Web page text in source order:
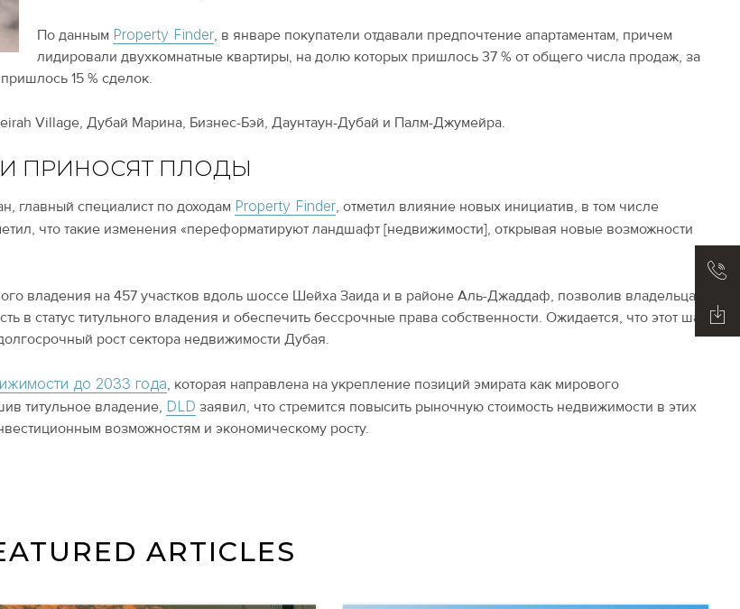
По данным Property Finder, в январе покупатели отдавали предпочтение апартаментам, причем
лидировали двухкомнатные квартиры, на долю которых пришлось 37 % от общего числа продаж, за
15 % сделок.
Village, Дубай Марина, Бизнес-Бэй, Даунтаун-Дубай и Палм-Джумейра.
ПРИНОСЯТ ПЛОДЫ
главный специалист по доходам Property Finder, отметил влияние новых инициатив, в том числе
что такие изменения «переформатируют ландшафт [недвижимости], открывая новые возможности
владения на 457 участков вдоль шоссе Шейха Заида и в районе Аль-Джаддаф, позволив владельцам
в статус титульного владения и обеспечить бессрочные права собственности. Ожидается, что этот шаг
рост сектора недвижимости Дубая.
до 2033 года, которая направлена на укрепление позиций эмирата как мирового
титульное владение, DLD заявил, что стремится повысить рыночную стоимость недвижимости в этих
возможностям и экономическому росту.
ARTICLES